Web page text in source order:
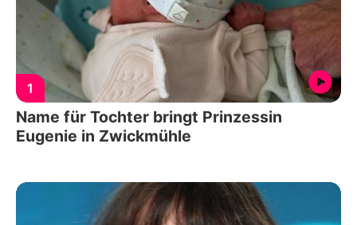
1
Name für Tochter bringt Prinzessin
Eugenie in Zwickmühle